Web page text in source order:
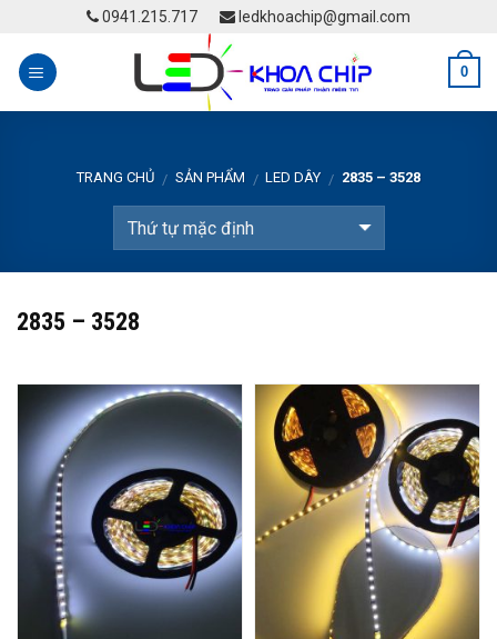
content
0941.215.717 ledkhoachip@gmail.com
0
TRANG CHỦ / SẢN PHẨM / LED DÂY / 2835 – 3528
2835 – 3528